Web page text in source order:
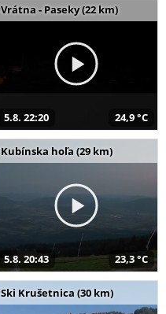
Vrátna - Paseky (22 km)
5.8. 22:20 24,9 °C
Kubínska hoľa (29 km)
5.8. 20:43 23,3 °C
Ski Krušetnica (30 km)